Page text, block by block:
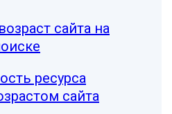
сайта на
ресурса
сайта